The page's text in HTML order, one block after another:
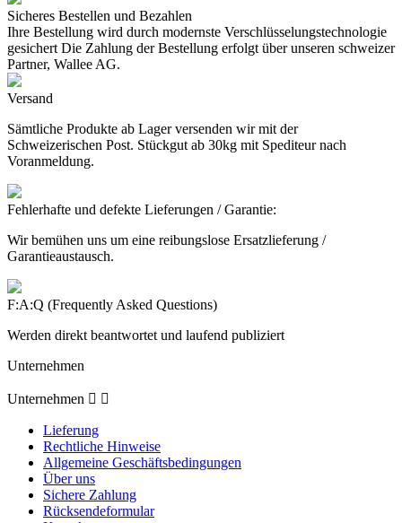
Sicheres Bestellen und Bezahlen
Ihre Bestellung wird durch modernste Verschlüsselungstechnologie
gesichert Die Zahlung der Bestellung erfolgt über unseren schweizer
Partner, Wallee AG.
Versand
Sämtliche Produkte ab Lager versenden wir mit der
Schweizerischen Post. Stückgut ab 30kg mit Spediteur nach
Voranmeldung.
Fehlerhafte und defekte Lieferungen / Garantie:
Wir bemühen uns um eine reibungslose Ersatzlieferung /
Garantieaustausch.
F:A:Q (Frequently Asked Questions)
Werden direkt beantwortet und laufend publiziert
Unternehmen
Unternehmen  
Lieferung
Rechtliche Hinweise
Allgemeine Geschäftsbedingungen
Über uns
Sichere Zahlung
Rücksendeformular